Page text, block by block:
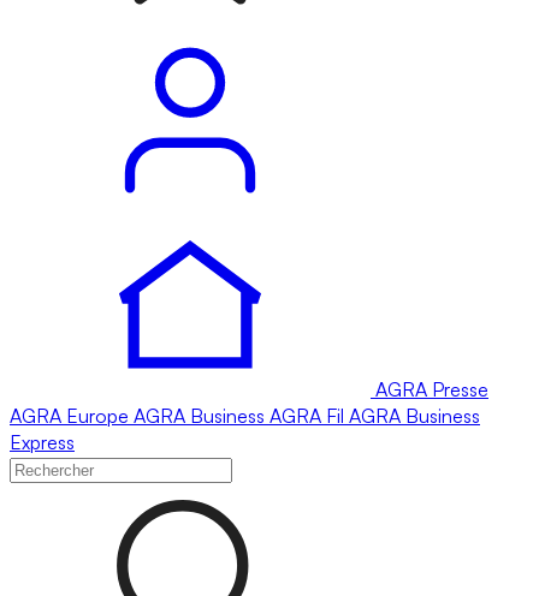
AGRA Presse
AGRA Europe AGRA Business AGRA Fil AGRA Business
Express